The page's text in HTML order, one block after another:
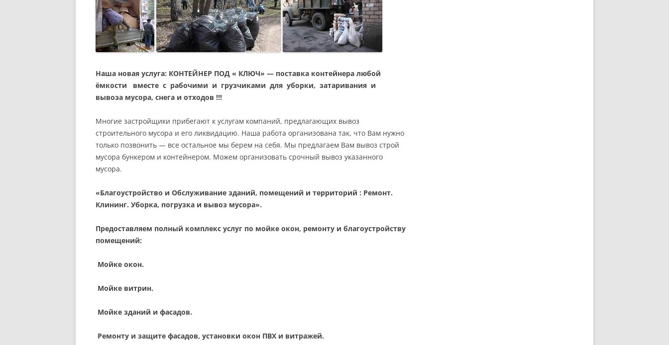
Наша новая услуга: КОНТЕЙНЕР ПОД « КЛЮЧ» — поставка контейнера любой
ёмкости вместе с рабочими и грузчиками для уборки, затаривания и
вывоза мусора, снега и отходов !!!
Многие застройщики прибегают к услугам компаний, предлагающих вывоз
строительного мусора и его ликвидацию. Наша работа организована так, что Вам нужно
только позвонить — все остальное мы берем на себя. Мы предлагаем Вам вывоз строй
мусора бункером и контейнером. Можем организовать срочный вывоз указанного
мусора.
«Благоустройство и Обслуживание зданий, помещений и территорий : Ремонт.
Клининг. Уборка, погрузка и вывоз мусора».
Предоставляем полный комплекс услуг по мойке окон, ремонту и благоустройству
помещений:
Мойке окон.
Мойке витрин.
Мойке зданий и фасадов.
Ремонту и защите фасадов, установки окон ПВХ и витражей.